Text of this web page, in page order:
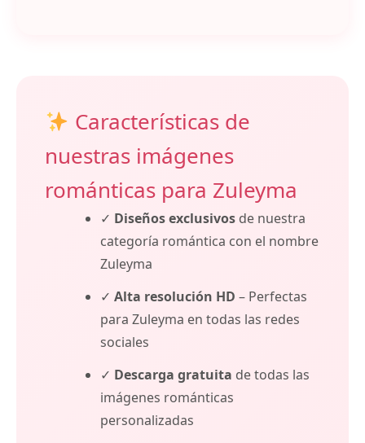
Características de
nuestras imágenes
románticas para Zuleyma
✓ Diseños exclusivos de nuestra
categoría romántica con el nombre
Zuleyma
✓ Alta resolución HD – Perfectas
para Zuleyma en todas las redes
sociales
✓ Descarga gratuita de todas las
imágenes románticas
personalizadas